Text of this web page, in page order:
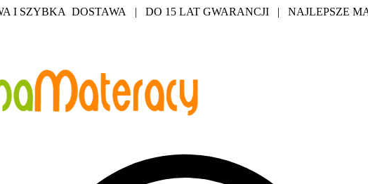
I SZYBKA DOSTAWA | DO 15 LAT GWARANCJI | NAJLEPSZE